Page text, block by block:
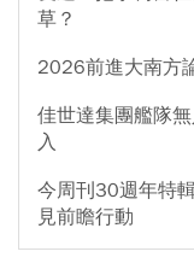
草？
2026前進大南方
佳世達集團艦隊
入
今周刊30週年特
見前瞻行動